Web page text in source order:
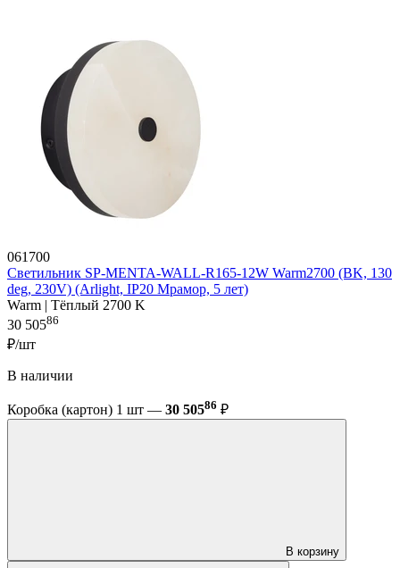
061700
Светильник SP-MENTA-WALL-R165-12W Warm2700 (BK, 130
deg, 230V) (Arlight, IP20 Мрамор, 5 лет)
Warm | Тёплый 2700 K
30 50586
₽/шт
В наличии
Коробка (картон) 1 шт — 30 50586 ₽
В корзину